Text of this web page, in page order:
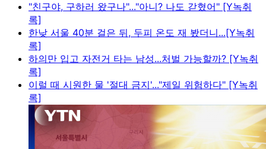
"친구야, 구하러 왔구나"..."아니? 나도 갇혔어" [Y녹취
록]
한낮 서울 40분 걸은 뒤, 두피 온도 재 봤더니...[Y녹취
록]
하의만 입고 자전거 타는 남성...처벌 가능할까? [Y녹취
록]
이럴 때 시원한 물 '절대 금지'..."제일 위험하다" [Y녹취
록]